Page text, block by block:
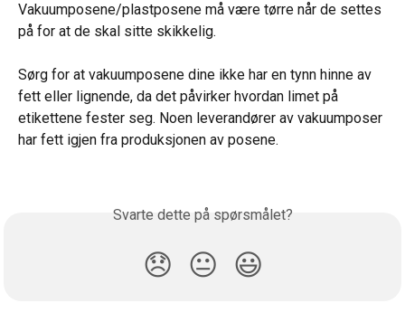
Vakuumposene/plastposene må være tørre når de settes
på for at de skal sitte skikkelig.
Sørg for at vakuumposene dine ikke har en tynn hinne av
fett eller lignende, da det påvirker hvordan limet på
etikettene fester seg. Noen leverandører av vakuumposer
har fett igjen fra produksjonen av posene.
Svarte dette på spørsmålet?
😞 😐 😃